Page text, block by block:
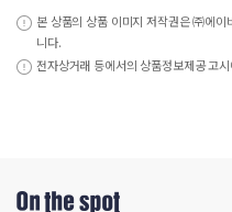
본 상품의 상품 이미지 저작권은 ㈜에
니다.
전자상거래 등에서의 상품정보제공 고